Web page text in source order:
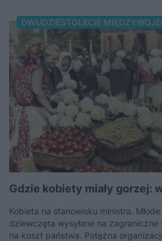
DWUDZIESTOLECIE
Gdzie kobiety miały gorzej:
Kobieta na stanowisku ministra. Młode
dziewczęta wysyłane na zagraniczne
na koszt państwa. Potężna